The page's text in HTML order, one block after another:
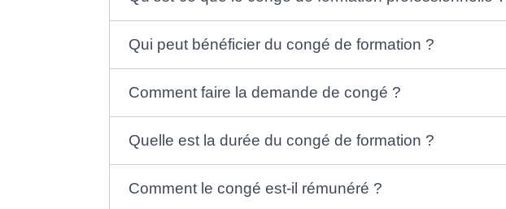
Qui peut bénéficier du congé de formation ?
Comment faire la demande de congé ?
Quelle est la durée du congé de formation ?
Comment le congé est-il rémunéré ?